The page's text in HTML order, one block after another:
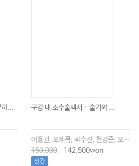
하... 구강 내 소수술백서 - 술기와 ...
이용권, 오세목, 박수진, 천경준, 오한솔
150,000
142,500won
신간